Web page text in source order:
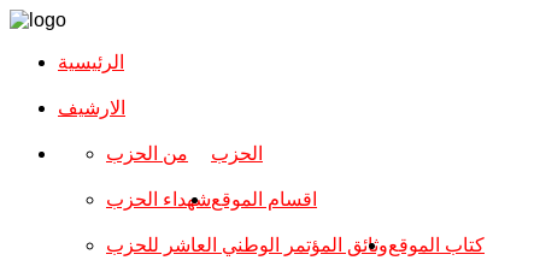
الرئيسية
الارشیف
الحزب من الحزب
شهداء الحزب
وثائق المؤتمر الوطني العاشر للحزب
اقسام الموقع
كتاب الموقع